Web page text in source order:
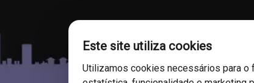
Este site utiliza cookies
Utilizamos cookies necessários para o